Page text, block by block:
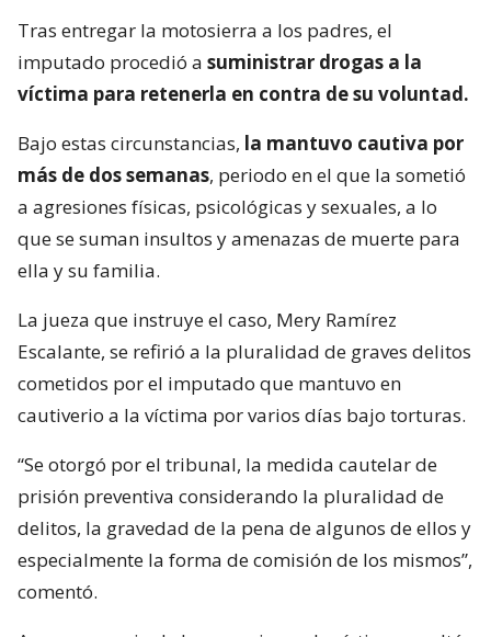
Tras entregar la motosierra a los padres, el
imputado procedió a suministrar drogas a la
víctima para retenerla en contra de su voluntad.
Bajo estas circunstancias, la mantuvo cautiva por
más de dos semanas, periodo en el que la sometió
a agresiones físicas, psicológicas y sexuales, a lo
que se suman insultos y amenazas de muerte para
ella y su familia.
La jueza que instruye el caso, Mery Ramírez
Escalante, se refirió a la pluralidad de graves delitos
cometidos por el imputado que mantuvo en
cautiverio a la víctima por varios días bajo torturas.
“Se otorgó por el tribunal, la medida cautelar de
prisión preventiva considerando la pluralidad de
delitos, la gravedad de la pena de algunos de ellos y
especialmente la forma de comisión de los mismos”,
comentó.